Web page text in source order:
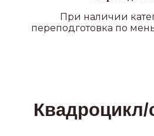
При наличии
переподготовка по